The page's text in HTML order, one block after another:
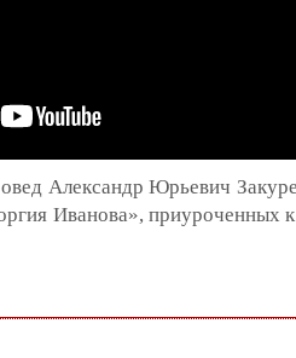
Александр Юрьевич
Иванова», приуроченных